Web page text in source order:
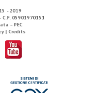
- 2019
05901970151
– PEC
| Credits